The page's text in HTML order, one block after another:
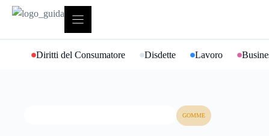
contenuto
Diritti del Consumatore Disdette Lavoro
GOMME